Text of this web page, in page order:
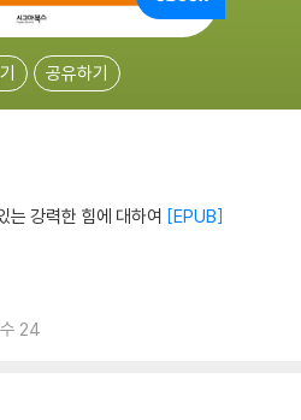
공유하기
는 강력한 힘에 대하여 EPUB
24